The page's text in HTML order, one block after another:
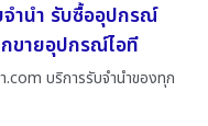
ำนำ รับซื้ออุปกรณ์
ขายอุปกรณ์ไอที
.com บริการรับจำนำของทุก